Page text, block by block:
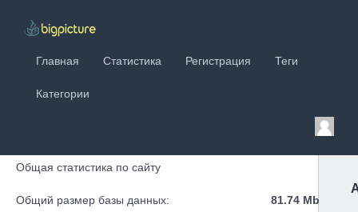
Главная Статистика Регистрация Теги
Категории
Общая статистика по сайту
Общий размер базы данных: 81.74 Mb